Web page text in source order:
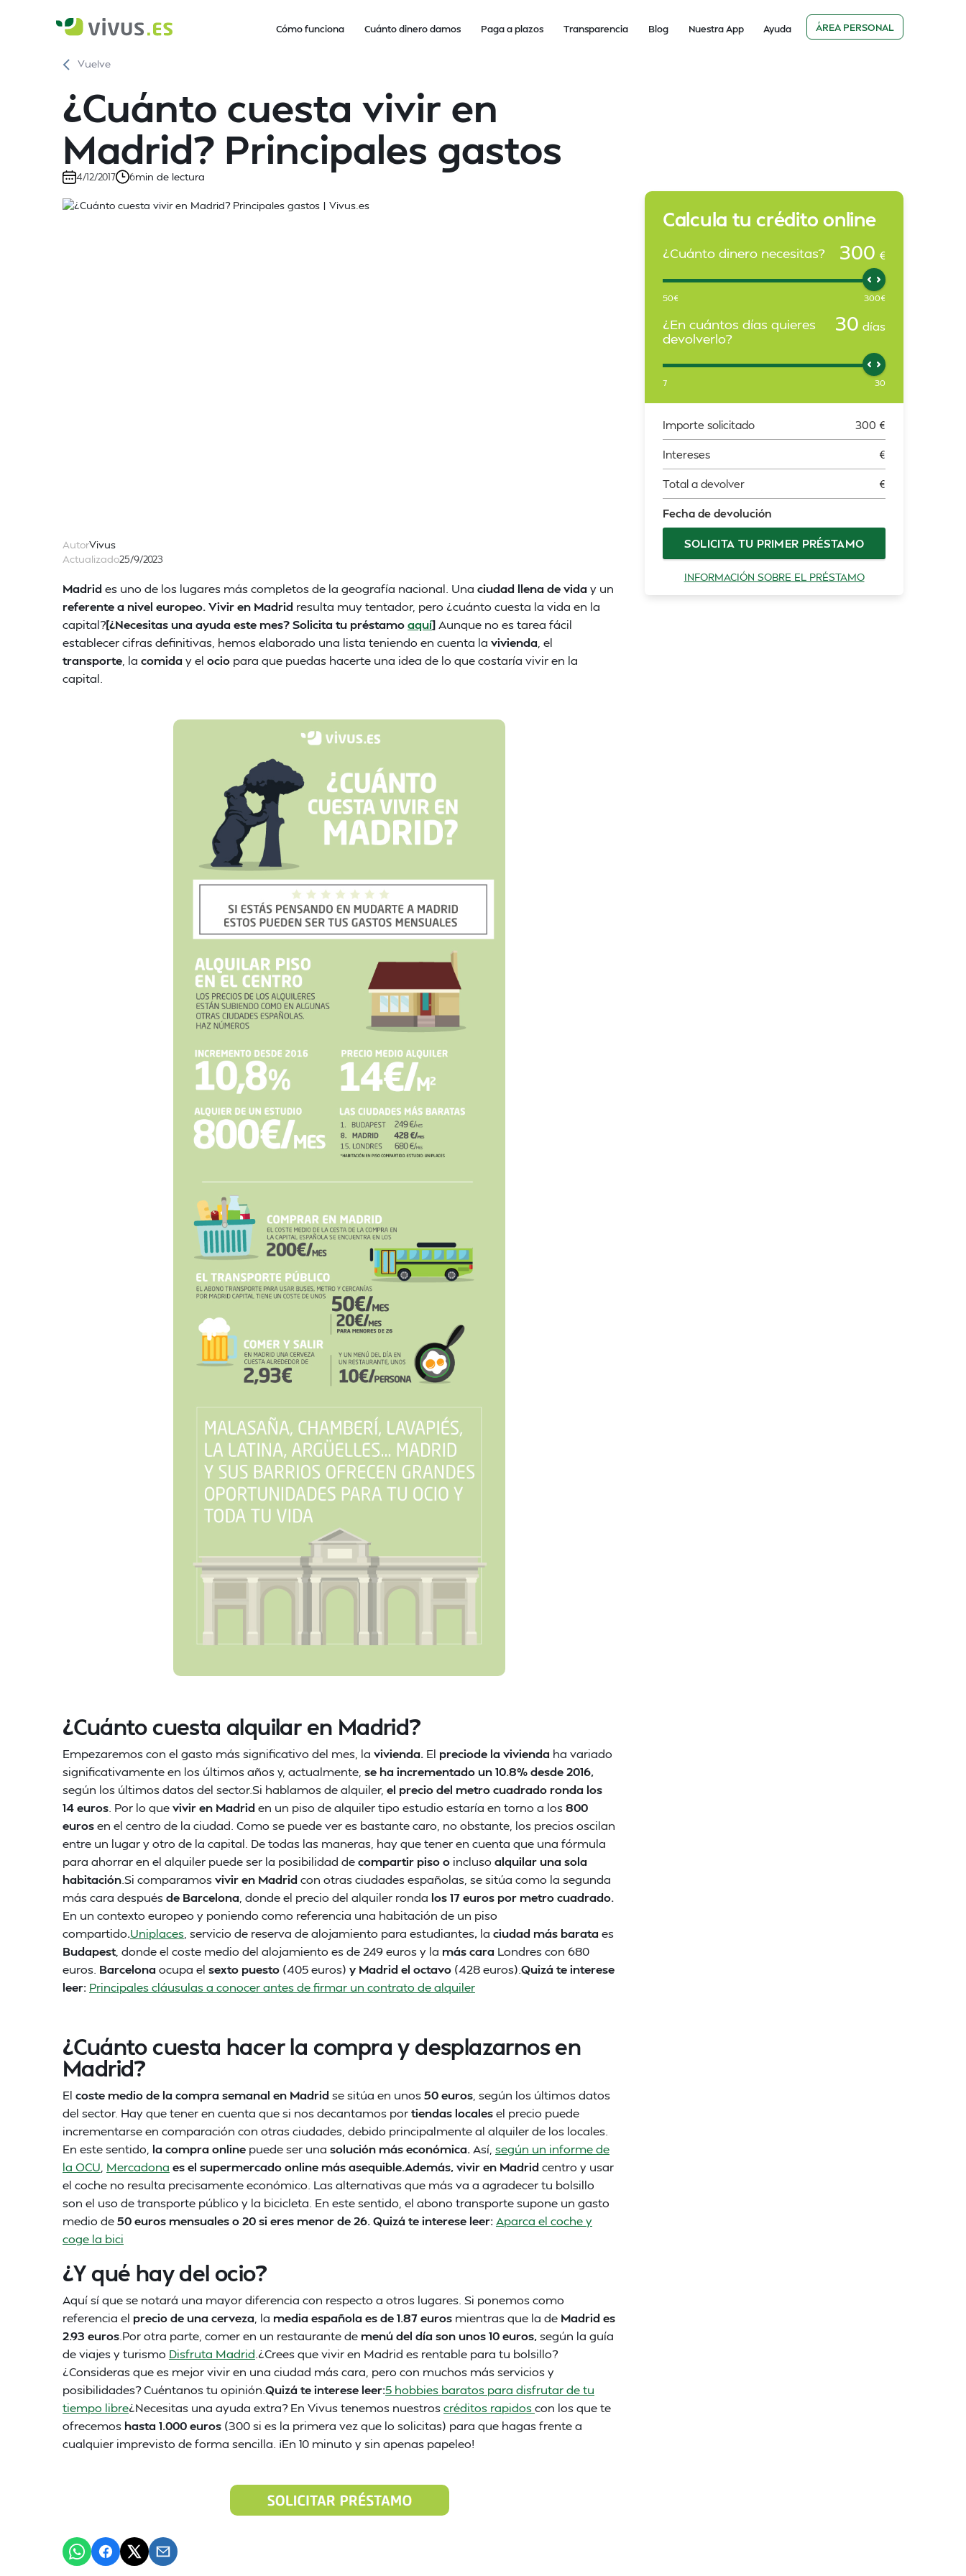
Cómo funciona Cuánto dinero damos Paga a plazos Transparencia Blog Nuestra App Ayuda ÁREA PERSONAL
Vuelve
¿Cuánto cuesta vivir en
Madrid? Principales gastos
4/12/2017 6min de lectura
AutorVivus
Actualizado25/9/2023
Madrid es uno de los lugares más completos de la geografía nacional. Una ciudad llena de vida y un
referente a nivel europeo. Vivir en Madrid resulta muy tentador, pero ¿cuánto cuesta la vida en la
capital?[¿Necesitas una ayuda este mes? Solicita tu préstamoaquí] Aunque no es tarea fácil
establecer cifras definitivas, hemos elaborado una lista teniendo en cuenta la vivienda , el
transporte , la comida y el ocio para que puedas hacerte una idea de lo que costaría vivir en la
capital.
¿Cuánto cuesta alquilar en Madrid?
Empezaremos con el gasto más significativo del mes, la vivienda. El preciode la vivienda ha variado
significativamente en los últimos años y, actualmente, se ha incrementado un 10.8% desde 2016,
según los últimos datos del sector.Si hablamos de alquiler, el precio del metro cuadrado ronda los
14 euros . Por lo quevivir en Madrid en un piso de alquiler tipo estudio estaría en torno a los800
eurosen el centro de la ciudad. Como se puede ver es bastante caro, no obstante, los precios oscilan
entre un lugar y otro de la capital. De todas las maneras, hay que tener en cuenta que una fórmula
para ahorrar en el alquiler puede ser la posibilidad decompartir piso o incluso alquilar una sola
habitación.Si comparamosvivir en Madrid con otras ciudades españolas, se sitúa como la segunda
más cara despuésde Barcelona , donde el precio del alquiler ronda los 17 euros por metro cuadrado.
En un contexto europeo y poniendo como referencia una habitación de un piso
compartido.Uniplaces , servicio de reserva de alojamiento para estudiantes, la ciudad más barata es
Budapest, donde el coste medio del alojamiento es de 249 euros y la más cara Londres con 680
euros. Barcelona ocupa el sexto puesto (405 euros) y Madrid el octavo (428 euros). Quizá te interese
leer: Principales cláusulas a conocer antes de firmar un contrato de alquiler
¿Cuánto cuesta hacer la compra y desplazarnos en
Madrid?
El coste medio de la compra semanal en Madrid se sitúa en unos50 euros , según los últimos datos
del sector. Hay que tener en cuenta que si nos decantamos portiendas localesel precio puede
incrementarse en comparación con otras ciudades, debido principalmente al alquiler de los locales.
En este sentido, la compra online puede ser una solución más económica. Así, según un informe de
la OCU Mercadona es el supermercado online más asequible.Además, vivir en Madrid centro y usar
el coche no resulta precisamente económico. Las alternativas que más va a agradecer tu bolsillo
son el uso de transporte público y la bicicleta. En este sentido, el abono transporte supone un gasto
medio de50 euros mensuales o 20 si eres menor de 26. Quizá te interese leer: Aparca el coche y
coge la bici
¿Y qué hay del ocio?
Aquí sí que se notará una mayor diferencia con respecto a otros lugares. Si ponemos como
referencia el precio de una cerveza , la media española es de 1.87 euros mientras que la de Madrid es
2.93 euros .Por otra parte, comer en un restaurante de menú del día son unos 10 euros,según la guía
de viajes y turismo Disfruta Madrid .¿Crees que vivir en Madrid es rentable para tu bolsillo?
¿Consideras que es mejor vivir en una ciudad más cara, pero con muchos más servicios y
posibilidades? Cuéntanos tu opinión. Quizá te interese leer:5 hobbies baratos para disfrutar de tu
tiempo libre¿Necesitas una ayuda extra? En Vivus tenemos nuestroscréditos rapidoscon los que te
ofrecemos hasta 1.000 euros (300 si es la primera vez que lo solicitas) para que hagas frente a
cualquier imprevisto de forma sencilla. ¡En 10 minuto y sin apenas papeleo!
Calcula tu crédito online
¿Cuánto dinero necesitas? 300 €
50€ 300€
¿En cuántos días quieres
devolverlo?
30 días
7 30
Importe solicitado 300 €
Intereses €
Total a devolver €
Fecha de devolución
SOLICITA TU PRIMER PRÉSTAMO
INFORMACIÓN SOBRE EL PRÉSTAMO